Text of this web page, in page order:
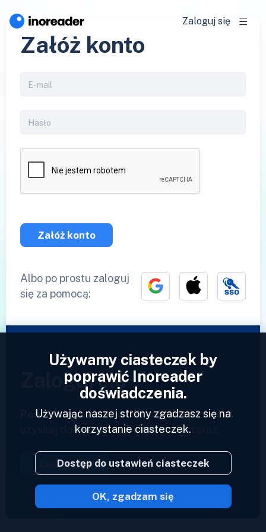
Zaloguj się
Załóż konto
Załóż konto
Albo po prostu zaloguj
się za pomocą:
Zaloguj się
Posiadasz już konto?Podaj swój profil i
uzyskaj dostęp do swoich kanałów teraz.
Zaloguj się
2023 © Inoreader
Używamy ciasteczek by
poprawić Inoreader
doświadczenia.
Używając naszej strony zgadzasz się na
korzystanie ciasteczek.
Dostęp do ustawień ciasteczek
OK, zgadzam się